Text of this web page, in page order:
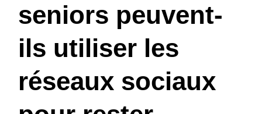
seniors peuvent-
ils utiliser les
réseaux sociaux